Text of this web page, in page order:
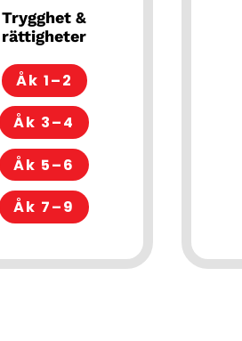
Trygghet &
rättigheter
Åk 1–2
Åk 3–4
Åk 5–6
Åk 7–9